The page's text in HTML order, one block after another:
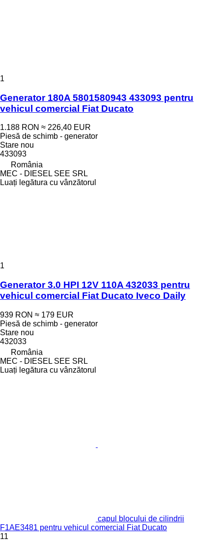
1
Generator 180A 5801580943 433093 pentru
vehicul comercial Fiat Ducato
1.188 RON ≈ 226,40 EUR
Piesă de schimb - generator
Stare nou
433093
România
MEC - DIESEL SEE SRL
Luați legătura cu vânzătorul
1
Generator 3.0 HPI 12V 110A 432033 pentru
vehicul comercial Fiat Ducato Iveco Daily
939 RON ≈ 179 EUR
Piesă de schimb - generator
Stare nou
432033
România
MEC - DIESEL SEE SRL
Luați legătura cu vânzătorul
capul blocului de cilindrii
F1AE3481 pentru vehicul comercial Fiat Ducato
11